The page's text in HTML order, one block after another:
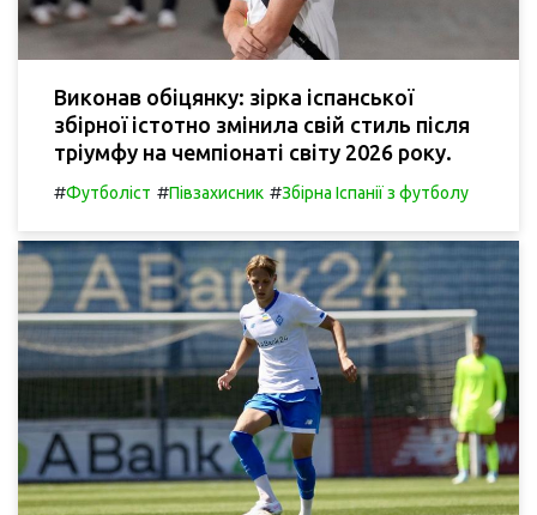
Виконав обіцянку: зірка іспанської
збірної істотно змінила свій стиль після
тріумфу на чемпіонаті світу 2026 року.
#Футболіст #Півзахисник #Збірна Іспанії з футболу